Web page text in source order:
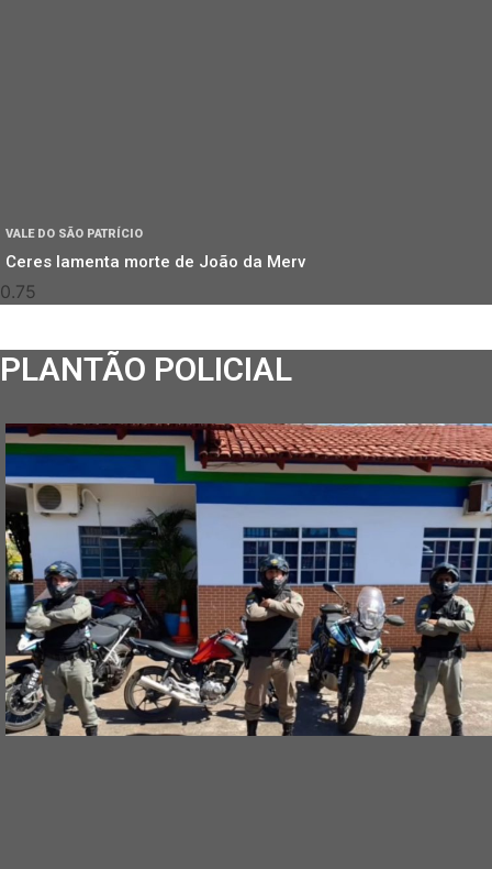
VALE DO SÃO PATRÍCIO
Ceres lamenta morte de João da Merv
PLANTÃO POLICIAL